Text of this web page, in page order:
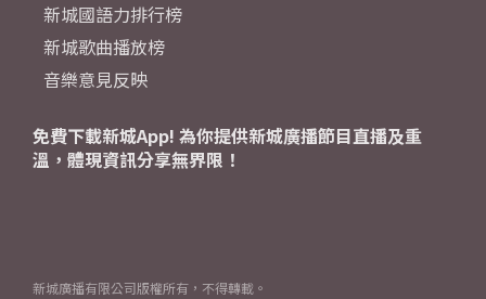
新城國語力排行榜
新城歌曲播放榜
音樂意見反映
免費下載新城App! 為你提供新城廣播節目直播及重
溫，體現資訊分享無界限！
新城廣播有限公司版權所有，不得轉載。